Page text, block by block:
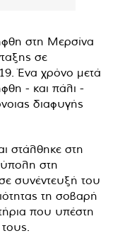
στη Μερσίνα
σε
Ένα χρόνο μετά
- και πάλι -
διαφυγής
στάλθηκε στη
στη
συνέντευξή του
τη σοβαρή
που υπέστη